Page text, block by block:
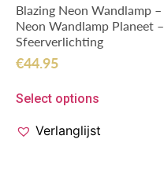
Blazing Neon Wandlamp –
Neon Wandlamp Planeet –
Sfeerverlichting
€44.95
Select options
Verlanglijst